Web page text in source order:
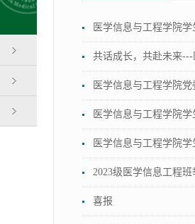
医学信息与工程学院
共话成长，共赴未来
医学信息与工程学院
医学信息与工程学院
医学信息与工程学院
2023级医学信息工程
喜报